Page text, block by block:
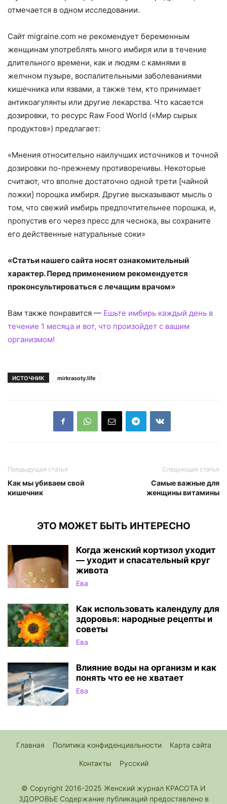
отмечается в одном исследовании.
Сайт migraine.com не рекомендует беременным
женщинам употреблять много имбиря или в течение
длительного времени, как и людям с камнями в
желчном пузыре, воспалительными заболеваниями
кишечника или язвами, а также тем, кто принимает
антикоагулянты или другие лекарства. Что касается
дозировки, то ресурс Raw Food World («Мир сырых
продуктов») предлагает:
«Мнения относительно наилучших источников и точной
дозировки по-прежнему противоречивы. Некоторые
считают, что вполне достаточно одной трети [чайной
ложки] порошка имбиря. Другие высказывают мысль о
том, что свежий имбирь предпочтительнее порошка, и,
пропустив его через пресс для чеснока, вы сохраните
его действенные натуральные соки»
«Статьи нашего сайта носят ознакомительный
характер. Перед применением рекомендуется
проконсультироваться с лечащим врачом»
Вам также понравится — Ешьте имбирь каждый день в
течение 1 месяца и вот, что произойдет с вашим
организмом!
ИСТОЧНИК mirkrasoty.life
Предыдущая статья
Как мы убиваем свой
кишечник
Следующая статья
Самые важные для
женщины витамины
ЭТО МОЖЕТ БЫТЬ ИНТЕРЕСНО
Когда женский кортизол уходит
— уходит и спасательный круг
живота
Ева
Как использовать календулу для
здоровья: народные рецепты и
советы
Ева
Влияние воды на организм и как
понять что ее не хватает
Ева
Главная Политика конфиденциальности Карта сайта
Контакты Русский
© Copyright 2016-2025 Женский журнал КРАСОТА И
ЗДОРОВЬЕ Содержание публикаций предоставлено в